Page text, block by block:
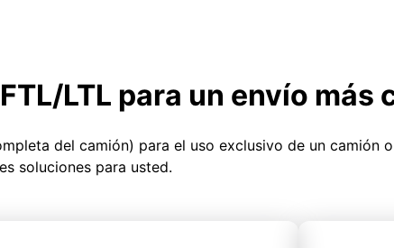
LTL para un envío más
del camión) para el uso exclusivo de un camión
soluciones para usted.